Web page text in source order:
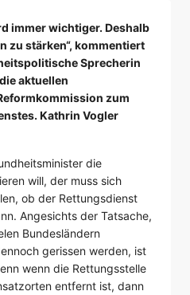
immer wichtiger. Deshalb
zu stärken“, kommentiert
Sprecherin
aktuellen
zum
Kathrin Vogler
die
will, der muss sich
ob der Rettungsdienst
Angesichts der Tatsache,
Bundesländern
gerissen werden, ist
wenn die Rettungsstelle
entfernt ist, dann